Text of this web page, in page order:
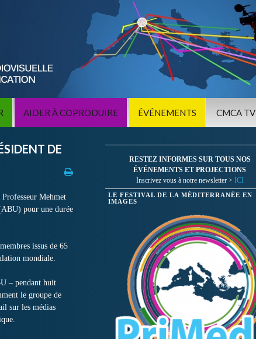
AIDER À COPRODUIRE ÉVÉNEMENTS CMCA TV
DE
Mehmet
pour une durée
issus de 65
mondiale.
– pendant huit
le groupe de
sur les médias
RESTEZ INFORMES SUR TOUS NOS
ÉVÉNEMENTS ET PROJECTIONS
Inscrivez vous à notre newsletter > ICI
LE FESTIVAL DE LA MÉDITERRANÉE EN
IMAGES